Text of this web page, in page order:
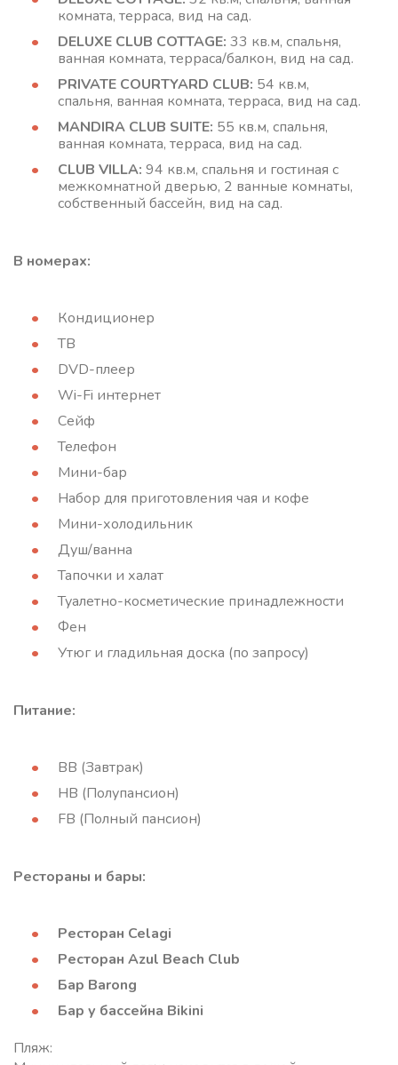
комната, терраса, вид на сад.
DELUXE CLUB COTTAGE: 33 кв.м, спальня,
ванная комната, терраса/балкон, вид на сад.
PRIVATE COURTYARD CLUB: 54 кв.м,
спальня, ванная комната, терраса, вид на сад.
MANDIRA CLUB SUITE: 55 кв.м, спальня,
ванная комната, терраса, вид на сад.
CLUB VILLA: 94 кв.м, спальня и гостиная с
межкомнатной дверью, 2 ванные комнаты,
собственный бассейн, вид на сад.
В номерах:
Кондиционер
ТВ
DVD-плеер
Wi-Fi интернет
Сейф
Телефон
Мини-бар
Набор для приготовления чая и кофе
Мини-холодильник
Душ/ванна
Тапочки и халат
Туалетно-косметические принадлежности
Фен
Утюг и гладильная доска (по запросу)
Питание:
BB (Завтрак)
HB (Полупансион)
FB (Полный пансион)
Рестораны и бары:
Ресторан Celagi
Ресторан Azul Beach Club
Бар Barong
Бар у бассейна Bikini
Пляж: